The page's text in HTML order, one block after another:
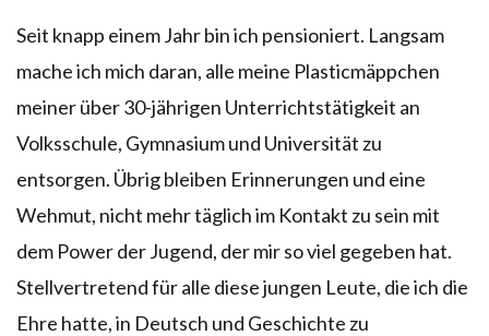
Seit knapp einem Jahr bin ich pensioniert. Langsam
mache ich mich daran, alle meine Plasticmäppchen
meiner über 30-jährigen Unterrichtstätigkeit an
Volksschule, Gymnasium und Universität zu
entsorgen. Übrig bleiben Erinnerungen und eine
Wehmut, nicht mehr täglich im Kontakt zu sein mit
dem Power der Jugend, der mir so viel gegeben hat.
Stellvertretend für alle diese jungen Leute, die ich die
Ehre hatte, in Deutsch und Geschichte zu